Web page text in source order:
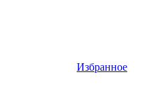
Избранное